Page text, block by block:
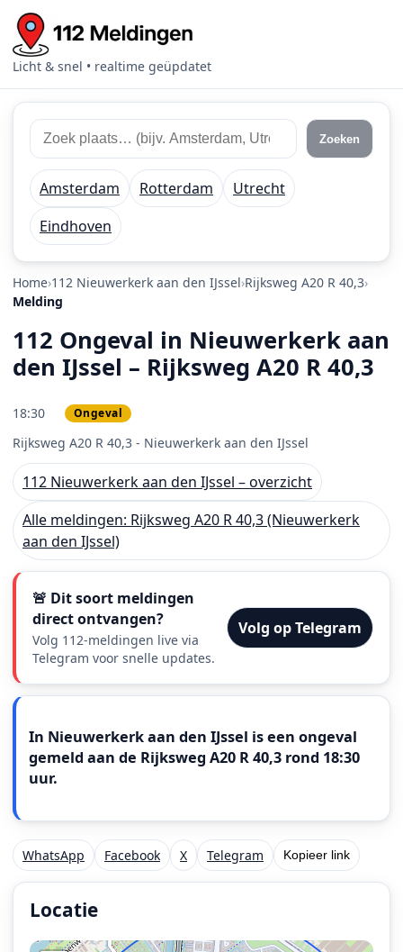
Licht & snel • realtime geüpdatet
Zoek 112 meldingen
Zoek plaats of regio Zoeken
Amsterdam Rotterdam
Utrecht
Eindhoven
Home 112 Nieuwerkerk aan den IJssel Rijksweg A20 R 40,3
Melding
112 Ongeval in Nieuwerkerk aan
den IJssel – Rijksweg A20 R 40,3
18:30 Ongeval
Rijksweg A20 R 40,3 - Nieuwerkerk aan den IJssel
112 Nieuwerkerk aan den IJssel – overzicht
Alle meldingen: Rijksweg A20 R 40,3 (Nieuwerkerk
aan den IJssel)
🚨 Dit soort meldingen
direct ontvangen?
Volg 112-meldingen live via
Telegram voor snelle updates.
Volg op Telegram
In Nieuwerkerk aan den IJssel is een ongeval
gemeld aan de Rijksweg A20 R 40,3 rond 18:30
uur.
WhatsApp Facebook X Telegram Kopieer link
Locatie
Locatie van het incident: Rijksweg A20 R 40,3,